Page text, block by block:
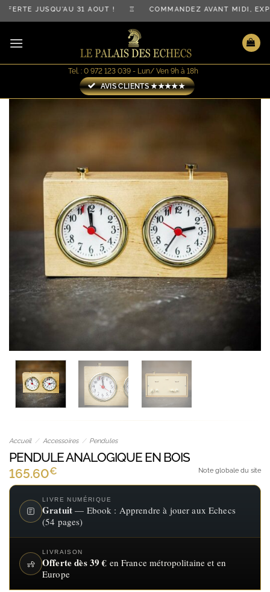
Passer
au
contenu
JUSQU'AU 31 AOÛT ! ♖ COMMANDEZ AVANT MIDI,
Tel. : 0 972 123 039 - Lun/ Ven 9h à 18h
AVIS CLIENTS ★★★★★
Accueil / Accessoires / Pendules
PENDULE ANALOGIQUE EN BOIS
165.60€ Note globale du site
LIVRE NUMÉRIQUE
Gratuit — Ebook : Apprendre à jouer aux Echecs
(54 pages)
LIVRAISON
Offerte dès 39 € en France métropolitaine et en
Europe